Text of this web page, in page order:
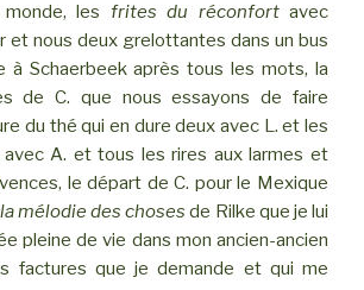
les frites du réconfort avec
et nous deux grelottantes dans un bus
à Schaerbeek après tous les mots, la
de C. que nous essayons de faire
du thé qui en dure deux avec L. et les
A. et tous les rires aux larmes et
le départ de C. pour le Mexique
mélodie des chosesde Rilke que je lui
pleine de vie dans mon ancien-ancien
factures que je demande et qui me